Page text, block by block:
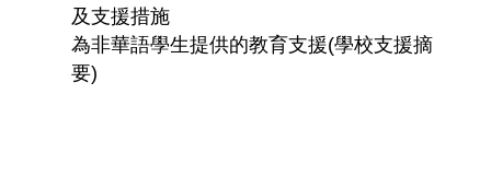
及支援措施
為非華語學生提供的教育支援(學校支援摘
要)